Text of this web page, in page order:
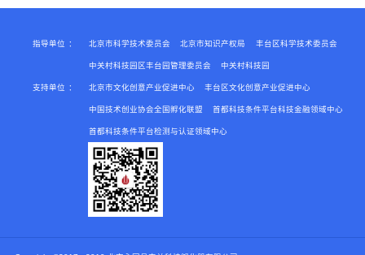
指导单位 ： 北京市科学技术委员会 北京市知识产权局 丰台区科学技术委员会
中关村科技园区丰台园管理委员会 中关村科技园
支持单位 ： 北京市文化创意产业促进中心 丰台区文化创意产业促进中心
中国技术创业协会全国孵化联盟 首都科技条件平台科技金融领域中心
首都科技条件平台检测与认证领域中心